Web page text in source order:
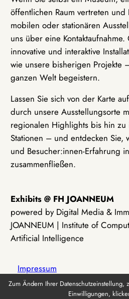
öffentlichen Raum vertreten
mobilen oder stationären
uns über eine
innovative und interaktive
wie unsere bisherigen Projekte
ganzen Welt begeistern.
Lassen Sie sich von der Karte
durch unsere Ausstellungsorte
regionalen Highlights bis hin zu
Stationen – und entdecken Sie,
und Besucher:innen-Erfahrung
zusammenfließen.
Exhibits @ FH JOANNEUM
powered by Digital Media &
JOANNEUM | Institute of
Artificial Intelligence
Impressum
Zum Ändern Ihrer
Einwilligungen,